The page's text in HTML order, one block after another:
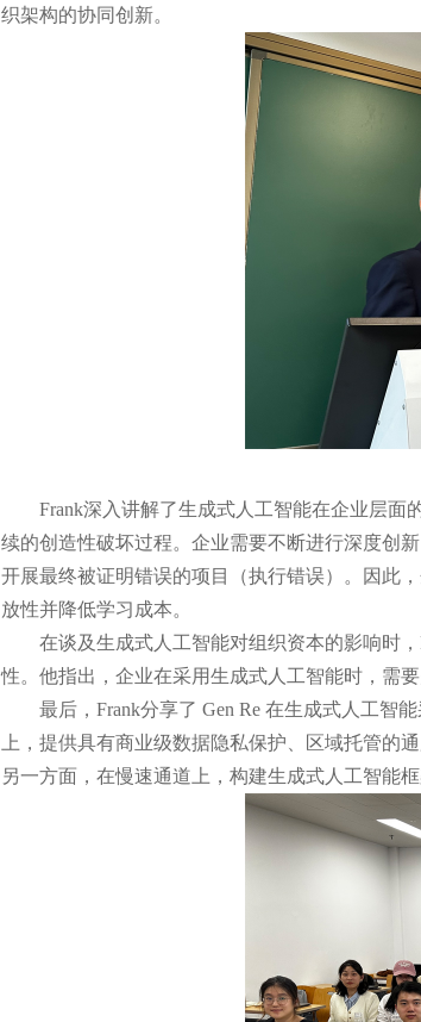
织架构的协同创新。
Frank深入讲解了生成式人工智能在企业层面
续的创造性破坏过程。企业需要不断进行深度创
开展最终被证明错误的项目（执行错误）。因此
放性并降低学习成本。
在谈及生成式人工智能对组织资本的影响时，
性。他指出，企业在采用生成式人工智能时，需
最后，Frank分享了 Gen Re 在生成式人工智能
上，提供具有商业级数据隐私保护、区域托管的
另一方面，在慢速通道上，构建生成式人工智能